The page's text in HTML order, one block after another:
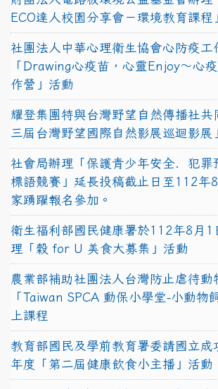
ECO達人校園分享會－環境教育課程
社團法人中華心理衛生協會心防疫工
「Drawing心疫苗，心靈Enjoy〜心
作營」活動
耀登集團特與台灣野望自然傳播社共
三屆台灣野望國際自然影展巡迴影展
社會局辦理「保護青少年安全．犯罪
標語競賽」延長投稿截止日至112年
家踴躍報名參加。
衛生福利部國民健康署於112年8月1
理「穀 for U 美食大募集」活動
農業部補助社團法人台灣防止虐待動
「Taiwan SPCA 動保小學堂-小動物
上課程
教育部國民及學前教育署委請國立成
年度「第二屆健康飲食小主播」活動